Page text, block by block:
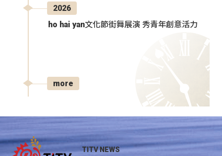
2026
ho hai yan文化節街舞展演 秀青年創意活力
more
TITV NEWS